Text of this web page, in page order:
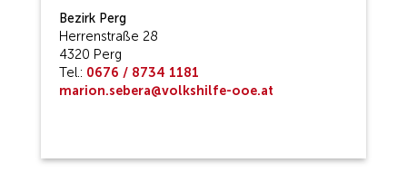
Bezirk Perg
Herrenstraße 28
4320 Perg
Tel.: 0676 / 8734 1181
marion.sebera@volkshilfe-ooe.at